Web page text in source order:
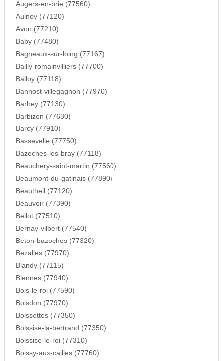
Augers-en-brie (77560)
Aulnoy (77120)
Avon (77210)
Baby (77480)
Bagneaux-sur-loing (77167)
Bailly-romainvilliers (77700)
Balloy (77118)
Bannost-villegagnon (77970)
Barbey (77130)
Barbizon (77630)
Barcy (77910)
Bassevelle (77750)
Bazoches-les-bray (77118)
Beauchery-saint-martin (77560)
Beaumont-du-gatinais (77890)
Beautheil (77120)
Beauvoir (77390)
Bellot (77510)
Bernay-vilbert (77540)
Beton-bazoches (77320)
Bezalles (77970)
Blandy (77115)
Blennes (77940)
Bois-le-roi (77590)
Boisdon (77970)
Boissettes (77350)
Boissise-la-bertrand (77350)
Boissise-le-roi (77310)
Boissy-aux-cailles (77760)